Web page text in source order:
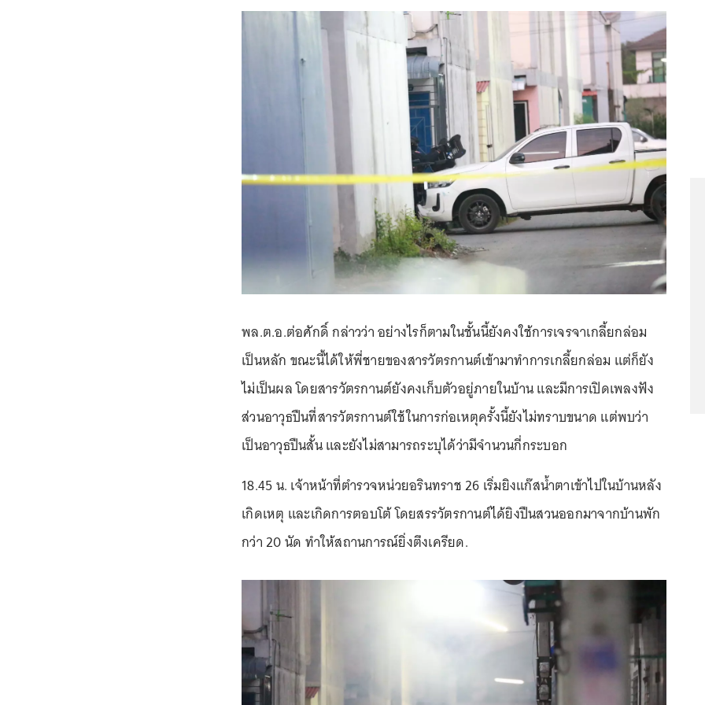
พล.ต.อ.ต่อศักดิ์ กล่าวว่า อย่างไรก็ตามในชั้นนี้ยังคงใช้การเจรจาเกลี้ยกล่อม
เป็นหลัก ขณะนี้ได้ให้พี่ชายของสารวัตรกานต์เข้ามาทำการเกลี้ยกล่อม แต่ก็ยัง
ไม่เป็นผล โดยสารวัตรกานต์ยังคงเก็บตัวอยู่ภายในบ้าน และมีการเปิดเพลงฟัง
ส่วนอาวุธปืนที่สารวัตรกานต์ใช้ในการก่อเหตุครั้งนี้ยังไม่ทราบขนาด แต่พบว่า
เป็นอาวุธปืนสั้น และยังไม่สามารถระบุได้ว่ามีจำนวนกี่กระบอก
18.45 น. เจ้าหน้าที่ตำรวจหน่วยอรินทราช 26 เริ่มยิงแก๊สน้ำตาเข้าไปในบ้านหลัง
เกิดเหตุ และเกิดการตอบโต้ โดยสรรวัตรกานต์ได้ยิงปืนสวนออกมาจากบ้านพัก
กว่า 20 นัด ทำให้สถานการณ์ยิ่งตึงเครียด.